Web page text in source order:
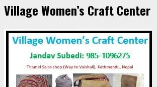
Village Women’s Craft Center